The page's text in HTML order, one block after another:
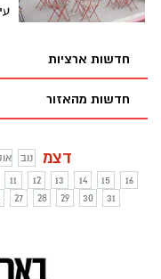
חדשות ארציות
חדשות מהאזור
נוב דצמ
11 12 13 14 15
16
27 28 29 30 31